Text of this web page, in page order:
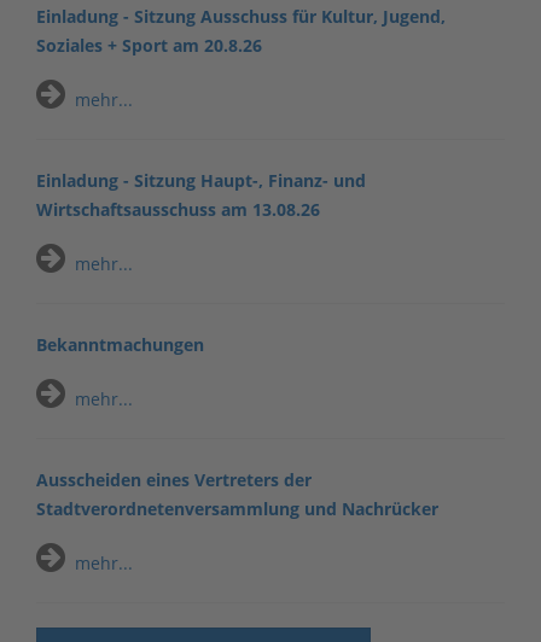
Einladung - Sitzung Ausschuss für Kultur, Jugend,
Soziales + Sport am 20.8.26
mehr...
Einladung - Sitzung Haupt-, Finanz- und
Wirtschaftsausschuss am 13.08.26
mehr...
Bekanntmachungen
mehr...
Ausscheiden eines Vertreters der
Stadtverordnetenversammlung und Nachrücker
mehr...